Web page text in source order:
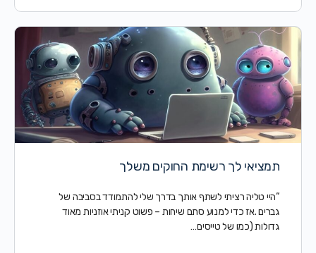
תמציאי לך רשימת החוקים משלך
“היי טליה רציתי לשתף אותך בדרך שלי להתמודד בסביבה של
גברים .אז כדי למנוע סתם שיחות – פשוט קניתי אוזניות מאוד
גדולות (כמו של טייסים…